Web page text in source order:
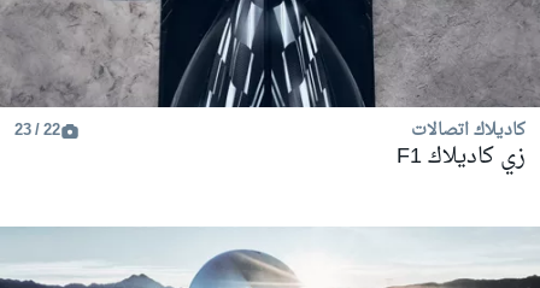
كاديلاك اتصالات 22 / 23
زي كاديلاك F1